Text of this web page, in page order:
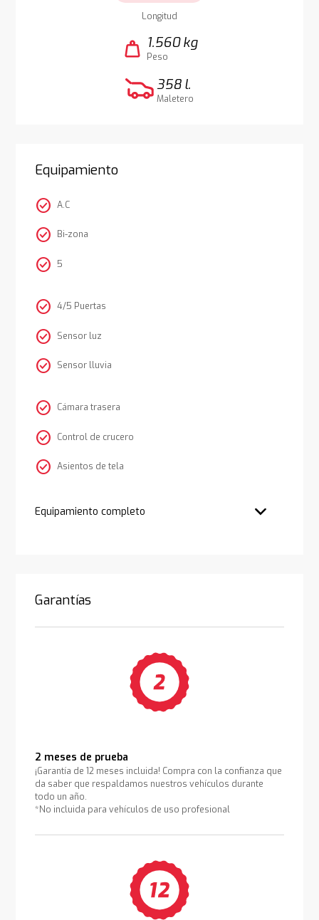
Longitud
weight 1.560 kg
Peso
358 l.
Maletero
Equipamiento
check_circle A.C
check_circle Bi-zona
check_circle 5
check_circle 4/5 Puertas
check_circle Sensor luz
check_circle Sensor lluvia
check_circle Cámara trasera
check_circle Control de crucero
check_circle Asientos de tela
Equipamiento completo
Garantías
2 meses de prueba
¡Garantía de 12 meses incluida! Compra con la confianza que
da saber que respaldamos nuestros vehículos durante
todo un año.
*No incluida para vehículos de uso profesional